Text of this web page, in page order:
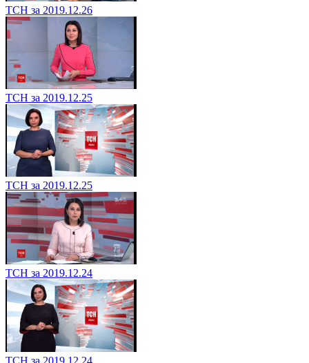
ТСН за 2019.12.26
ТСН за 2019.12.25
ТСН за 2019.12.25
ТСН за 2019.12.24
ТСН за 2019.12.24